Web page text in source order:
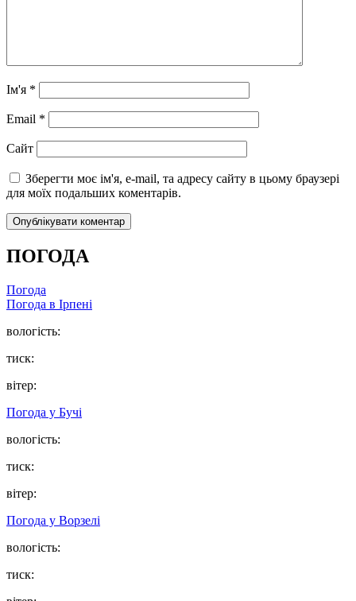
Ім'я *
Email *
Сайт
Зберегти моє ім'я, e-mail, та адресу сайту в цьому браузері
для моїх подальших коментарів.
ПОГОДА
Погода
Погода в Ірпені
вологість:
тиск:
вітер:
Погода у Бучі
вологість:
тиск:
вітер:
Погода у Ворзелі
вологість:
тиск: